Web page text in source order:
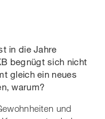
in die Jahre
begnügt sich nicht
gleich ein neues
warum?
und